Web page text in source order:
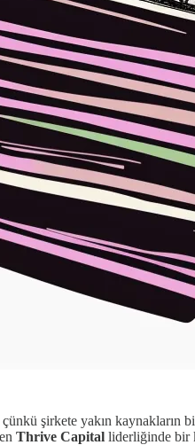
çünkü şirkete yakın kaynakların
Thrive Capital liderliğinde bir